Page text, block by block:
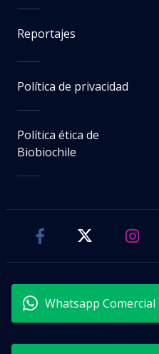
Reportajes
Política de privacidad
Política ética de
Biobiochile
Whatsapp Comercial